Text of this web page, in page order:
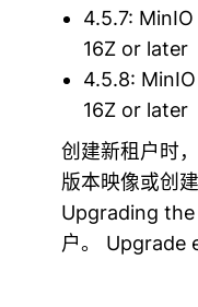
4.5.7:
16Z or later
4.5.8:
16Z or later
创建新租户时
版本映像或创
Upgrading
户。 Upgrade